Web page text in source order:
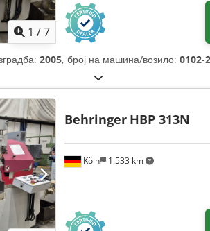
1 /7
2005, број на машина/возило: 0102-
Köln 1.533 km
Behringer HBP 313N